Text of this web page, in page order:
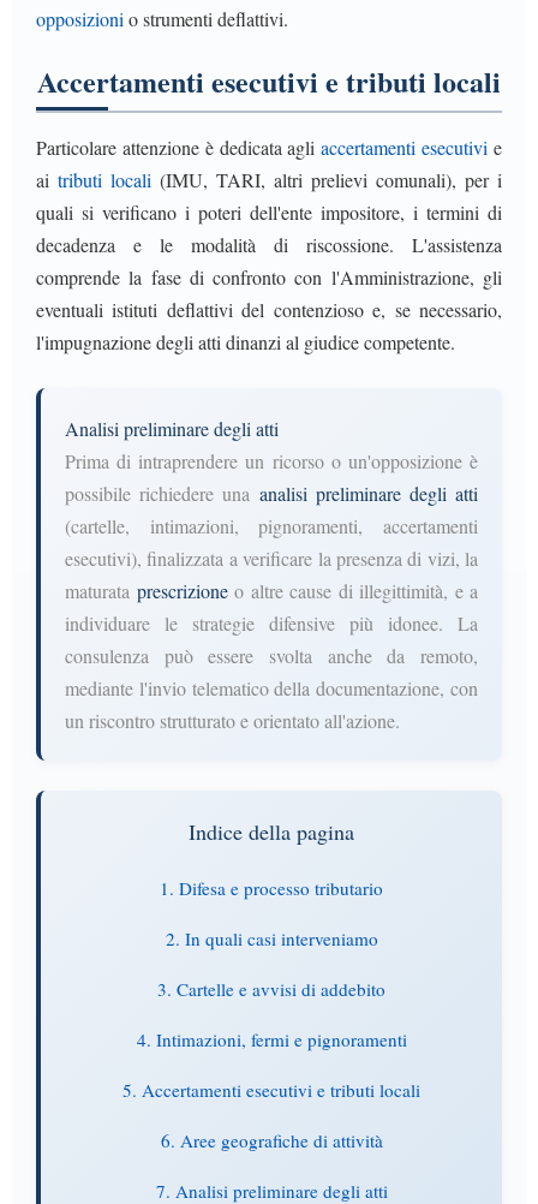
opposizioni o strumenti deflattivi.
Accertamenti esecutivi e tributi locali
Particolare attenzione è dedicata agliaccertamenti esecutivi e
ai tributi locali (IMU, TARI, altri prelievi comunali), per i
quali si verificano i poteri dell'ente impositore, i termini di
decadenza e le modalità di riscossione. L'assistenza
comprende la fase di confronto con l'Amministrazione, gli
eventuali istituti deflattivi del contenzioso e, se necessario,
l'impugnazione degli atti dinanzi al giudice competente.
Analisi preliminare degli atti
Prima di intraprendere un ricorso o un'opposizione è
possibile richiedere una analisi preliminare degli atti
(cartelle, intimazioni, pignoramenti, accertamenti
esecutivi), finalizzata a verificare la presenza di vizi, la
maturata prescrizioneo altre cause di illegittimità, e a
individuare le strategie difensive più idonee. La
consulenza può essere svolta anche da remoto,
mediante l'invio telematico della documentazione, con
un riscontro strutturato e orientato all'azione.
Indice della pagina
1. Difesa e processo tributario
2. In quali casi interveniamo
3. Cartelle e avvisi di addebito
4. Intimazioni, fermi e pignoramenti
5. Accertamenti esecutivi e tributi locali
6. Aree geografiche di attività
7. Analisi preliminare degli atti